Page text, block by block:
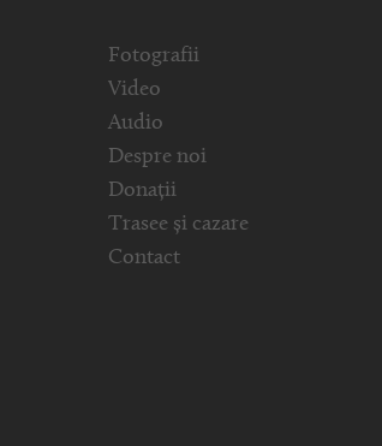
Fotografii
Video
Audio
Despre noi
Donații
Trasee și cazare
Contact